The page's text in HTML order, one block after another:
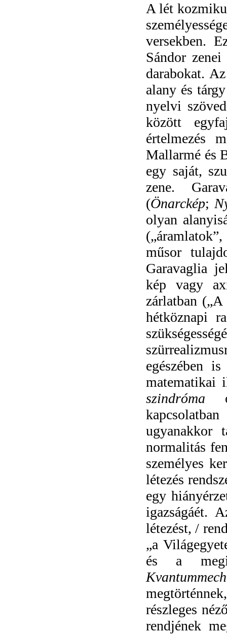
A lét
versekben.
Sándor
darabokat.
alany és
nyelvi
között
értelmezés
Mallarmé és
egy saját,
zene.
(Önarckép;
olyan
műsor
Garavaglia
kép vagy
zárlatban
hétköznapi
egészében
matematikai
szindróma
ugyanakkor
normalitás
személyes
létezés
egy
igazságáét.
létezést, /
„a
és a
részleges
rendjének